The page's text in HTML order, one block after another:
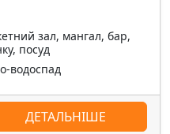
зал, мангал, бар,
посуд
водоспад
ДЕТАЛЬНІШЕ